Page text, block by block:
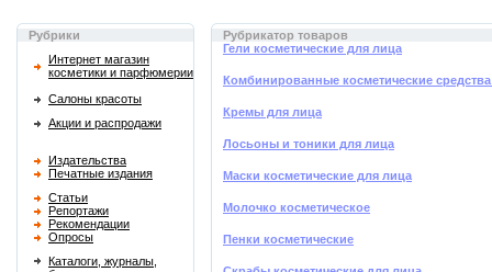
Рубрики
Интернет магазин
косметики и парфюмерии
Салоны красоты
Акции и распродажи
Издательства
Печатные издания
Статьи
Репортажи
Рекомендации
Опросы
Каталоги, журналы,
Рубрикатор товаров
Гели косметические для лица
Комбинированные косметические
Кремы для лица
Лосьоны и тоники для лица
Маски косметические для лица
Молочко косметическое
Пенки косметические